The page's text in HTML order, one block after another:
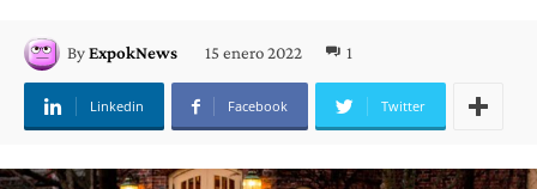
ByExpokNews 15 enero 2022 1
Linkedin Facebook Twitter